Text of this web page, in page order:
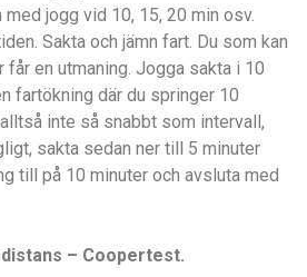
jogg vid 10, 15, 20 min osv.
Sakta och jämn fart. Du som kan
får en utmaning. Jogga sakta i 10
fartökning där du springer 10
inte så snabbt som intervall,
sakta sedan ner till 5 minuter
till på 10 minuter och avsluta med
– Coopertest.